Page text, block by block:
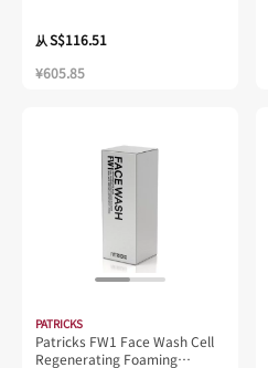
从S$116.51
¥605.85
PATRICKS
Patricks FW1 Face Wash Cell
Regenerating Foaming